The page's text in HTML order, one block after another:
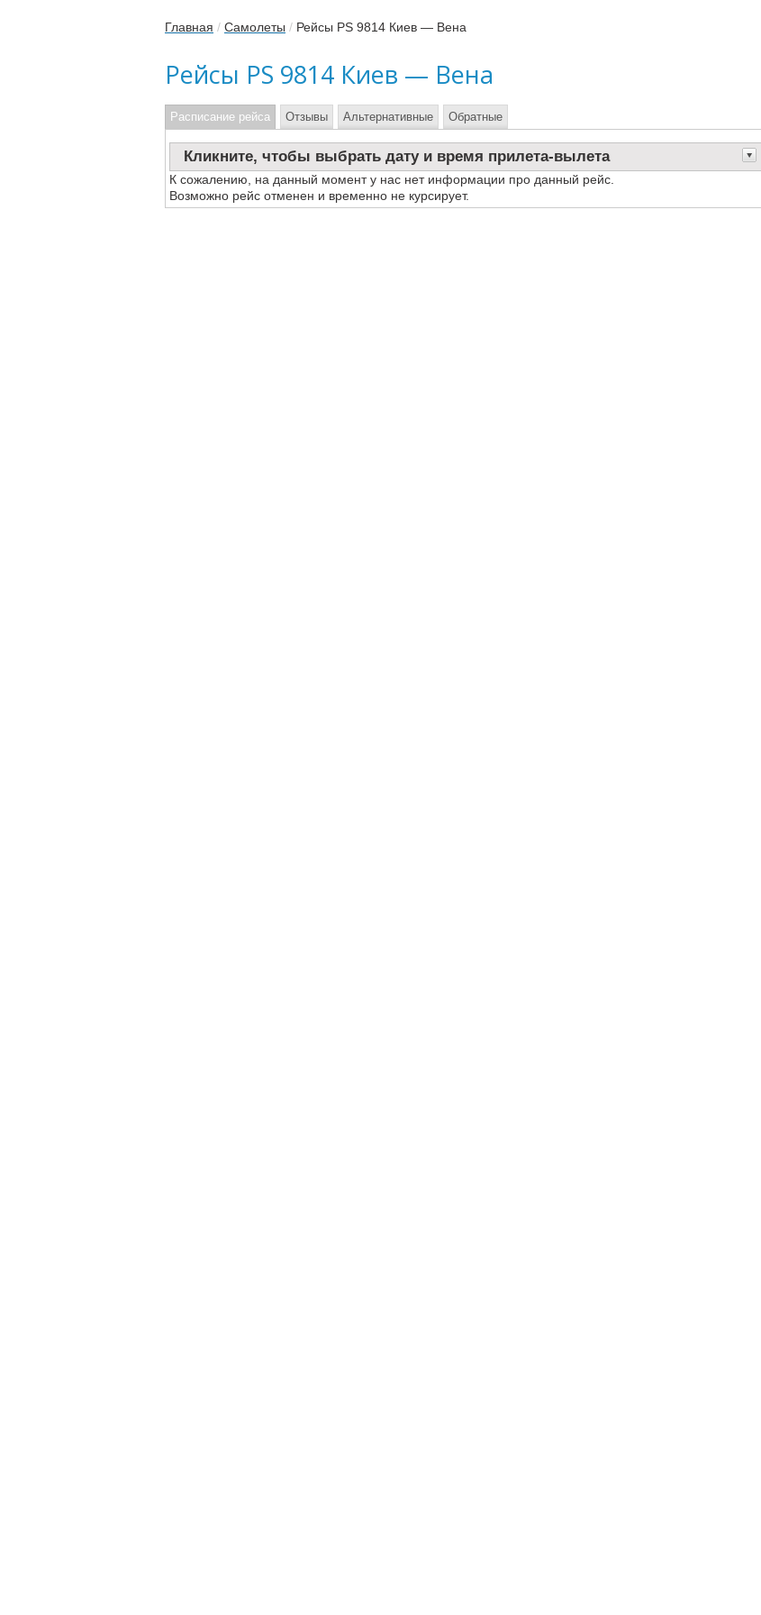
Главная / Самолеты / Рейсы PS 9814 Киев — Вена
Рейсы PS 9814 Киев — Вена
Расписание рейса
Кликните, чтобы выбрать дату и время прилета-вылета
К сожалению, на данный момент у нас нет информации про данный рейс.
Возможно рейс отменен и временно не курсирует.
Отзывы Альтернативные Обратные